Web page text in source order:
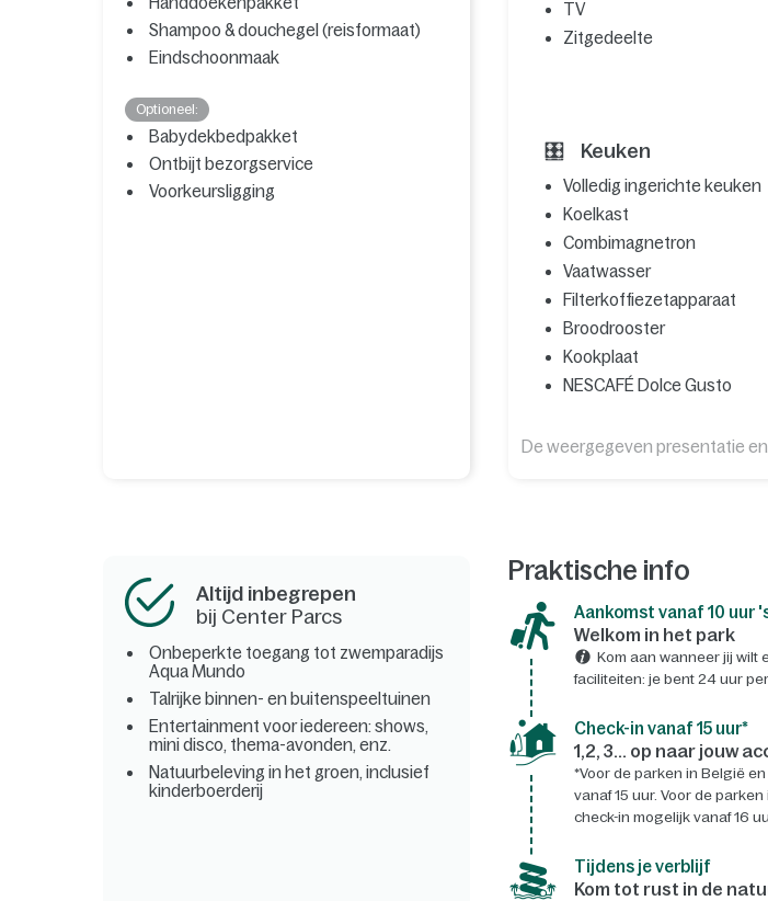
Shampoo & douchegel (reisformaat)
Eindschoonmaak
Optioneel:
Babydekbedpakket
Ontbijt bezorgservice
Voorkeursligging
TV
Zitgedeelte
Keuken
Volledig ingerichte keuken
Koelkast
Combimagnetron
Vaatwasser
Filterkoffiezetapparaat
Broodrooster
Kookplaat
NESCAFÉ Dolce Gusto
De weergegeven presentatie
Altijd inbegrepen
bij Center Parcs
Onbeperkte toegang tot zwemparadijs
Aqua Mundo
Talrijke binnen- en buitenspeeltuinen
Entertainment voor iedereen: shows,
mini disco, thema-avonden, enz.
Natuurbeleving in het groen, inclusief
kinderboerderij
Praktische info
Aankomst vanaf 10 uur
Welkom in het park
Kom aan wanneer jij wilt
faciliteiten: je bent 24 uur
Check-in vanaf 15 uur*
1,2, 3... op naar jouw
*Voor de parken in België
vanaf 15 uur. Voor de
check-in mogelijk vanaf 16
Tijdens je verblijf
Kom tot rust in de